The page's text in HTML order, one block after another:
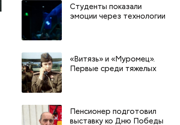
Студенты показали
эмоции через технологии
«Витязь» и «Муромец».
Первые среди тяжелых
Пенсионер подготовил
выставку ко Дню Победы